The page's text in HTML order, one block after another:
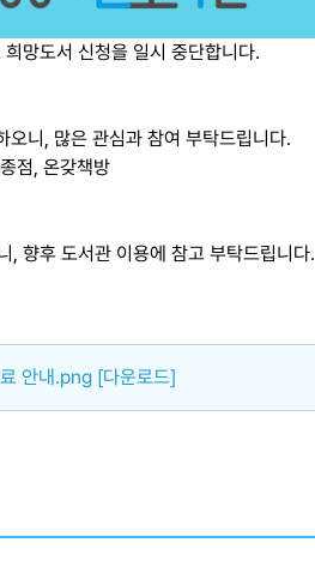
희망도서 신청을 일시 중단합니다.
오니, 많은 관심과 참여 부탁드립니다.
점, 온갖책방
, 향후 도서관 이용에 참고 부탁드립니다.
안내.png [다운로드]